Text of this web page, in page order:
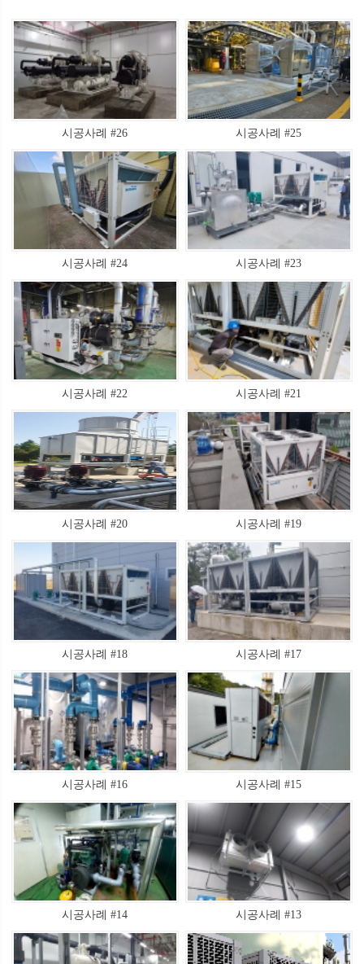
시공사례 #26 시공사례 #25
시공사례 #24 시공사례 #23
시공사례 #22 시공사례 #21
시공사례 #20 시공사례 #19
시공사례 #18 시공사례 #17
시공사례 #16 시공사례 #15
시공사례 #14 시공사례 #13